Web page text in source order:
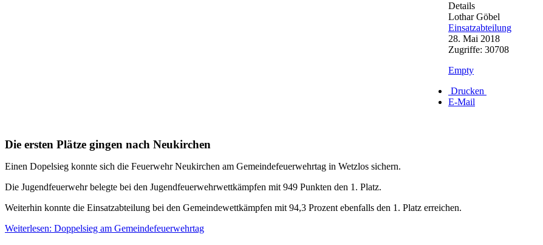
Details
Lothar Göbel
Einsatzabteilung
28. Mai 2018
Zugriffe: 30708
Empty
Drucken
E-Mail
Die ersten Plätze gingen nach Neukirchen
Einen Dopelsieg konnte sich die Feuerwehr Neukirchen am Gemeindefeuerwehrtag in Wetzlos sichern.
Die Jugendfeuerwehr belegte bei den Jugendfeuerwehrwettkämpfen mit 949 Punkten den 1. Platz.
Weiterhin konnte die Einsatzabteilung bei den Gemeindewettkämpfen mit 94,3 Prozent ebenfalls den 1. Platz erreichen.
Weiterlesen: Doppelsieg am Gemeindefeuerwehrtag